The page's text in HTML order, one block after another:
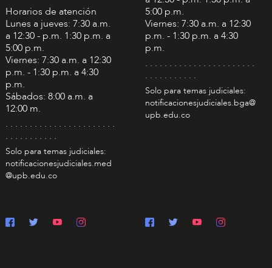
Horarios de atención
Lunes a jueves: 7:30 a.m.
a 12:30 - p.m. 1:30 p.m. a
5:00 p.m.
Viernes: 7:30 a.m. a 12:30
p.m. - 1:30 p.m. a 4:30
p.m.
Sábados: 8:00 a.m. a
12:00 m.
. . . . . . . . . . . . . . . . . . . . . . .
. . . . . . . . . . .
Solo para temas judiciales:
notificacionesjudiciales.med
@upb.edu.co
5:00 p.m.
Viernes: 7:30 a.m. a 12:30
p.m. - 1:30 p.m. a 4:30
p.m.
. . . . . . . . . . . . . . . . . . . . . . .
. . . . . . . . . . .
Solo para temas judiciales:
notificacionesjudiciales.bga@
upb.edu.co